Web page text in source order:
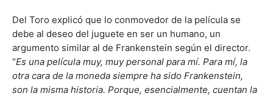
Del Toro explicó que lo conmovedor de la película se
debe al deseo del juguete en ser un humano, un
argumento similar al de Frankenstein según el director.
“Es una película muy, muy personal para mí. Para mí, la
otra cara de la moneda siempre ha sido Frankenstein,
son la misma historia. Porque, esencialmente, cuentan la